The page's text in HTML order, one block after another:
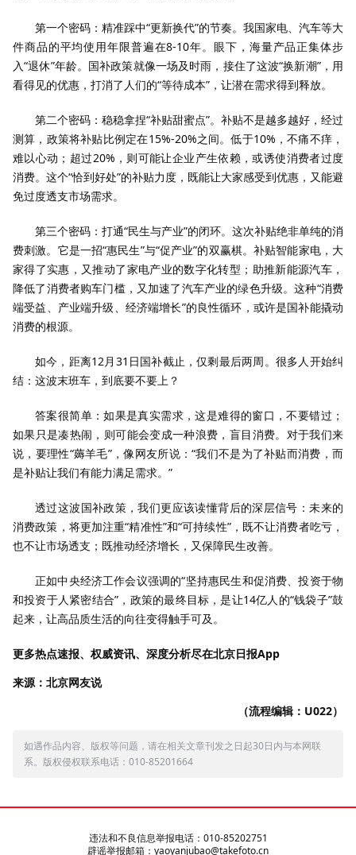
第一个密码：精准踩中“更新换代”的节奏。我国家电、汽车等大
件商品的平均使用年限普遍在8-10年。眼下，海量产品正集体步
入“退休”年龄。国补政策就像一场及时雨，接住了这波“换新潮”，用
看得见的优惠，打消了人们的“等待成本”，让潜在需求得到释放。
第二个密码：稳稳拿捏“补贴甜蜜点”。补贴不是越多越好，经过
测算，政策将补贴比例定在15%-20%之间。低于10%，不痛不痒，
难以心动；超过20%，则可能让企业产生依赖，或诱使消费者过度
消费。这个“恰到好处”的补贴力度，既能让大家感受到优惠，又能避
免过度透支市场需求。
第三个密码：打通“民生与产业”的闭环。这次补贴绝非单纯的消
费刺激。它是一招“惠民生”与“促产业”的双赢棋。补贴智能家电，大
家得了实惠，又推动了家电产业的数字化转型；助推新能源汽车，
降低了消费者购车门槛，又加速了汽车产业的绿色升级。这种“消费
端受益、产业端升级、经济端增长”的良性循环，或许是国补能撬动
消费的根源。
如今，距离12月31日国补截止，仅剩最后两周。很多人开始纠
结：这波末班车，到底要不要上？
答案很简单：如果是真实需求，这是难得的窗口，不要错过；
如果只是凑热闹，则可能会变成一种浪费，盲目消费。对于我们来
说，要理性“薅羊毛”，像网友所说：“我们不是为了补贴而消费，而
是补贴让我们有能力满足需求。”
透过这波国补政策，我们更应该读懂背后的深层信号：未来的
消费政策，将更加注重“精准性”和“可持续性”，既不让消费者吃亏，
也不让市场透支；既推动经济增长，又保障民生改善。
正如中央经济工作会议强调的“坚持惠民生和促消费、投资于物
和投资于人紧密结合”，政策的最终目标，是让14亿人的“钱袋子”鼓
起来，让高品质生活的向往变得触手可及。
更多热点速报、权威资讯、深度分析尽在北京日报App
来源：北京网友说
（流程编辑：U022）
如遇作品内容、版权等问题，请在相关文章刊发之日起30日内与本网联
系。版权侵权联系电话：010-85201664
违法和不良信息举报电话：010-85202751
辟谣举报邮箱：yaoyanjubao@takefoto.cn